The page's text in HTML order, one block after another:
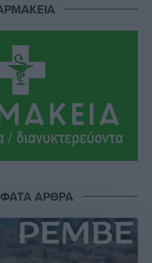
παραλιακή οδός στο λιμάνι της
για τον πρωτογενή τομέα»
νύχτα
ΑΡΘΡΑ